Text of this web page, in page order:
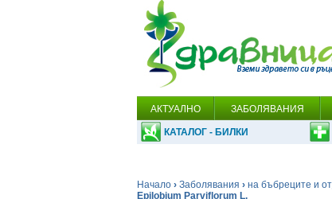
АКТУАЛНО ЗАБОЛЯВАНИЯ
КАТАЛОГ - БИЛКИ
Начало › Заболявания › на бъбреците и
Epilobium Parviflorum L.